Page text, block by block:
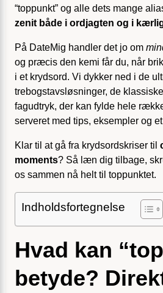
“toppunkt” og alle dets mange
zenit både i ordjagten og i
På DateMig handler det jo om
og præcis den kemi får du, når
i et krydsord. Vi dykker ned i de
trebogstavsløsninger, de
fagudtryk, der kan fylde hele
serveret med tips, eksempler og
Klar til at gå fra krydsordskriser til
moments? Så læn dig tilbage,
os sammen nå helt til toppunktet.
Indholdsfortegnelse
Hvad kan
betyde?